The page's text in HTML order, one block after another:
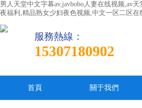
男人天堂中文字幕av,javbobo人妻在线视频,av
夜福利,精品熟女少妇夜色视频,中文一区二区在
服務熱線：
15307180902
首頁 關于我們